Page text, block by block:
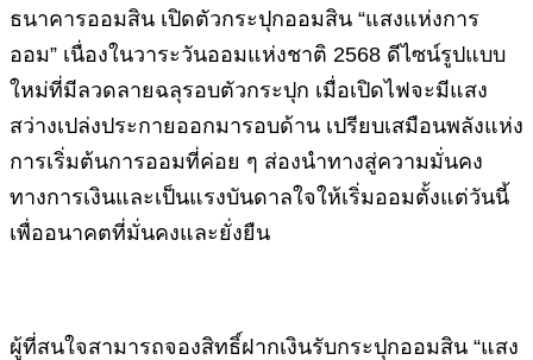
ธนาคารออมสิน เปิดตัวกระปุกออมสิน “แสงแห่งการ
ออม” เนื่องในวาระวันออมแห่งชาติ 2568 ดีไซน์รูปแบบ
ใหม่ที่มีลวดลายฉลุรอบตัวกระปุก เมื่อเปิดไฟจะมีแสง
สว่างเปล่งประกายออกมารอบด้าน เปรียบเสมือนพลังแห่ง
การเริ่มต้นการออมที่ค่อย ๆ ส่องนำทางสู่ความมั่นคง
ทางการเงินและเป็นแรงบันดาลใจให้เริ่มออมตั้งแต่วันนี้
เพื่ออนาคตที่มั่นคงและยั่งยืน
ผู้ที่สนใจสามารถจองสิทธิ์ฝากเงินรับกระปุกออมสิน “แสง